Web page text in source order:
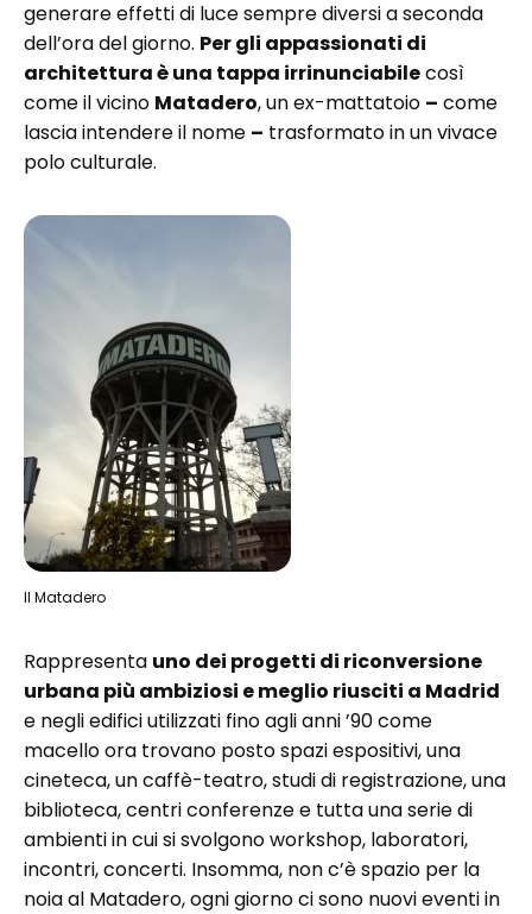
generare effetti di luce sempre diversi a seconda
dell’ora del giorno. Per gli appassionati di
architettura è una tappa irrinunciabilecosì
come il vicino Matadero, un ex-mattatoio – come
lascia intendere il nome – trasformato in un vivace
polo culturale.
Il Matadero
Rappresenta uno dei progetti di riconversione
urbana più ambiziosi e meglio riusciti a Madrid
e negli edifici utilizzati fino agli anni ’90 come
macello ora trovano posto spazi espositivi, una
cineteca, un caffè-teatro, studi di registrazione, una
biblioteca, centri conferenze e tutta una serie di
ambienti in cui si svolgono workshop, laboratori,
incontri, concerti. Insomma, non c’è spazio per la
noia al Matadero, ogni giorno ci sono nuovi eventi in